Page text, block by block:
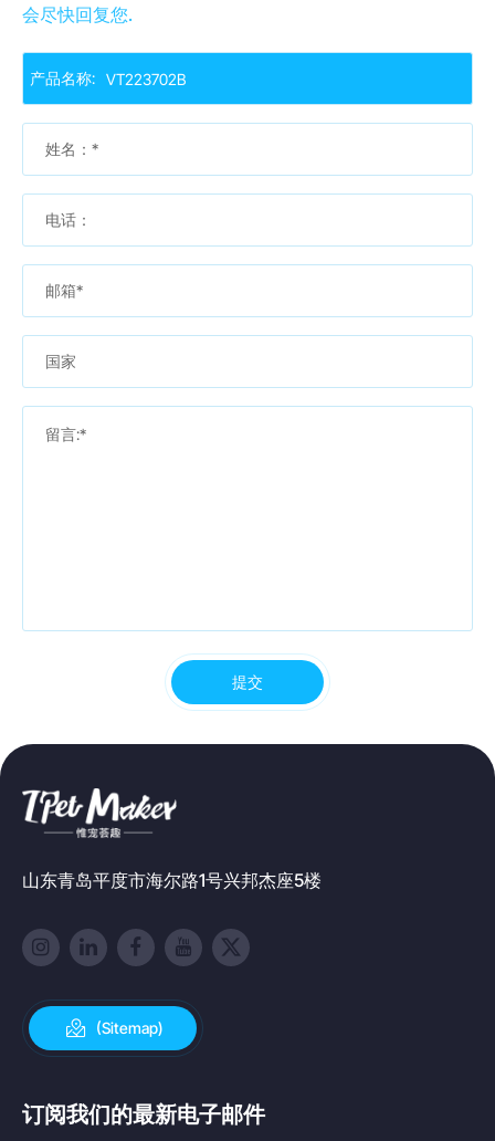
会尽快回复您.
产品名称:
姓名：*
电话：
邮箱*
国家
留言:*
提交
山东青岛平度市海尔路1号兴邦杰座5楼
(Sitemap)
订阅我们的最新电子邮件